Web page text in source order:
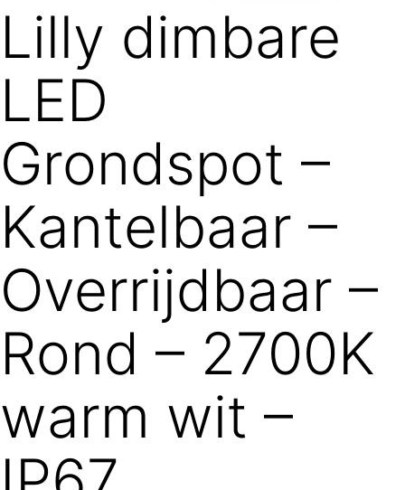
Lilly dimbare
LED
Grondspot –
Kantelbaar –
Overrijdbaar –
Rond – 2700K
warm wit –